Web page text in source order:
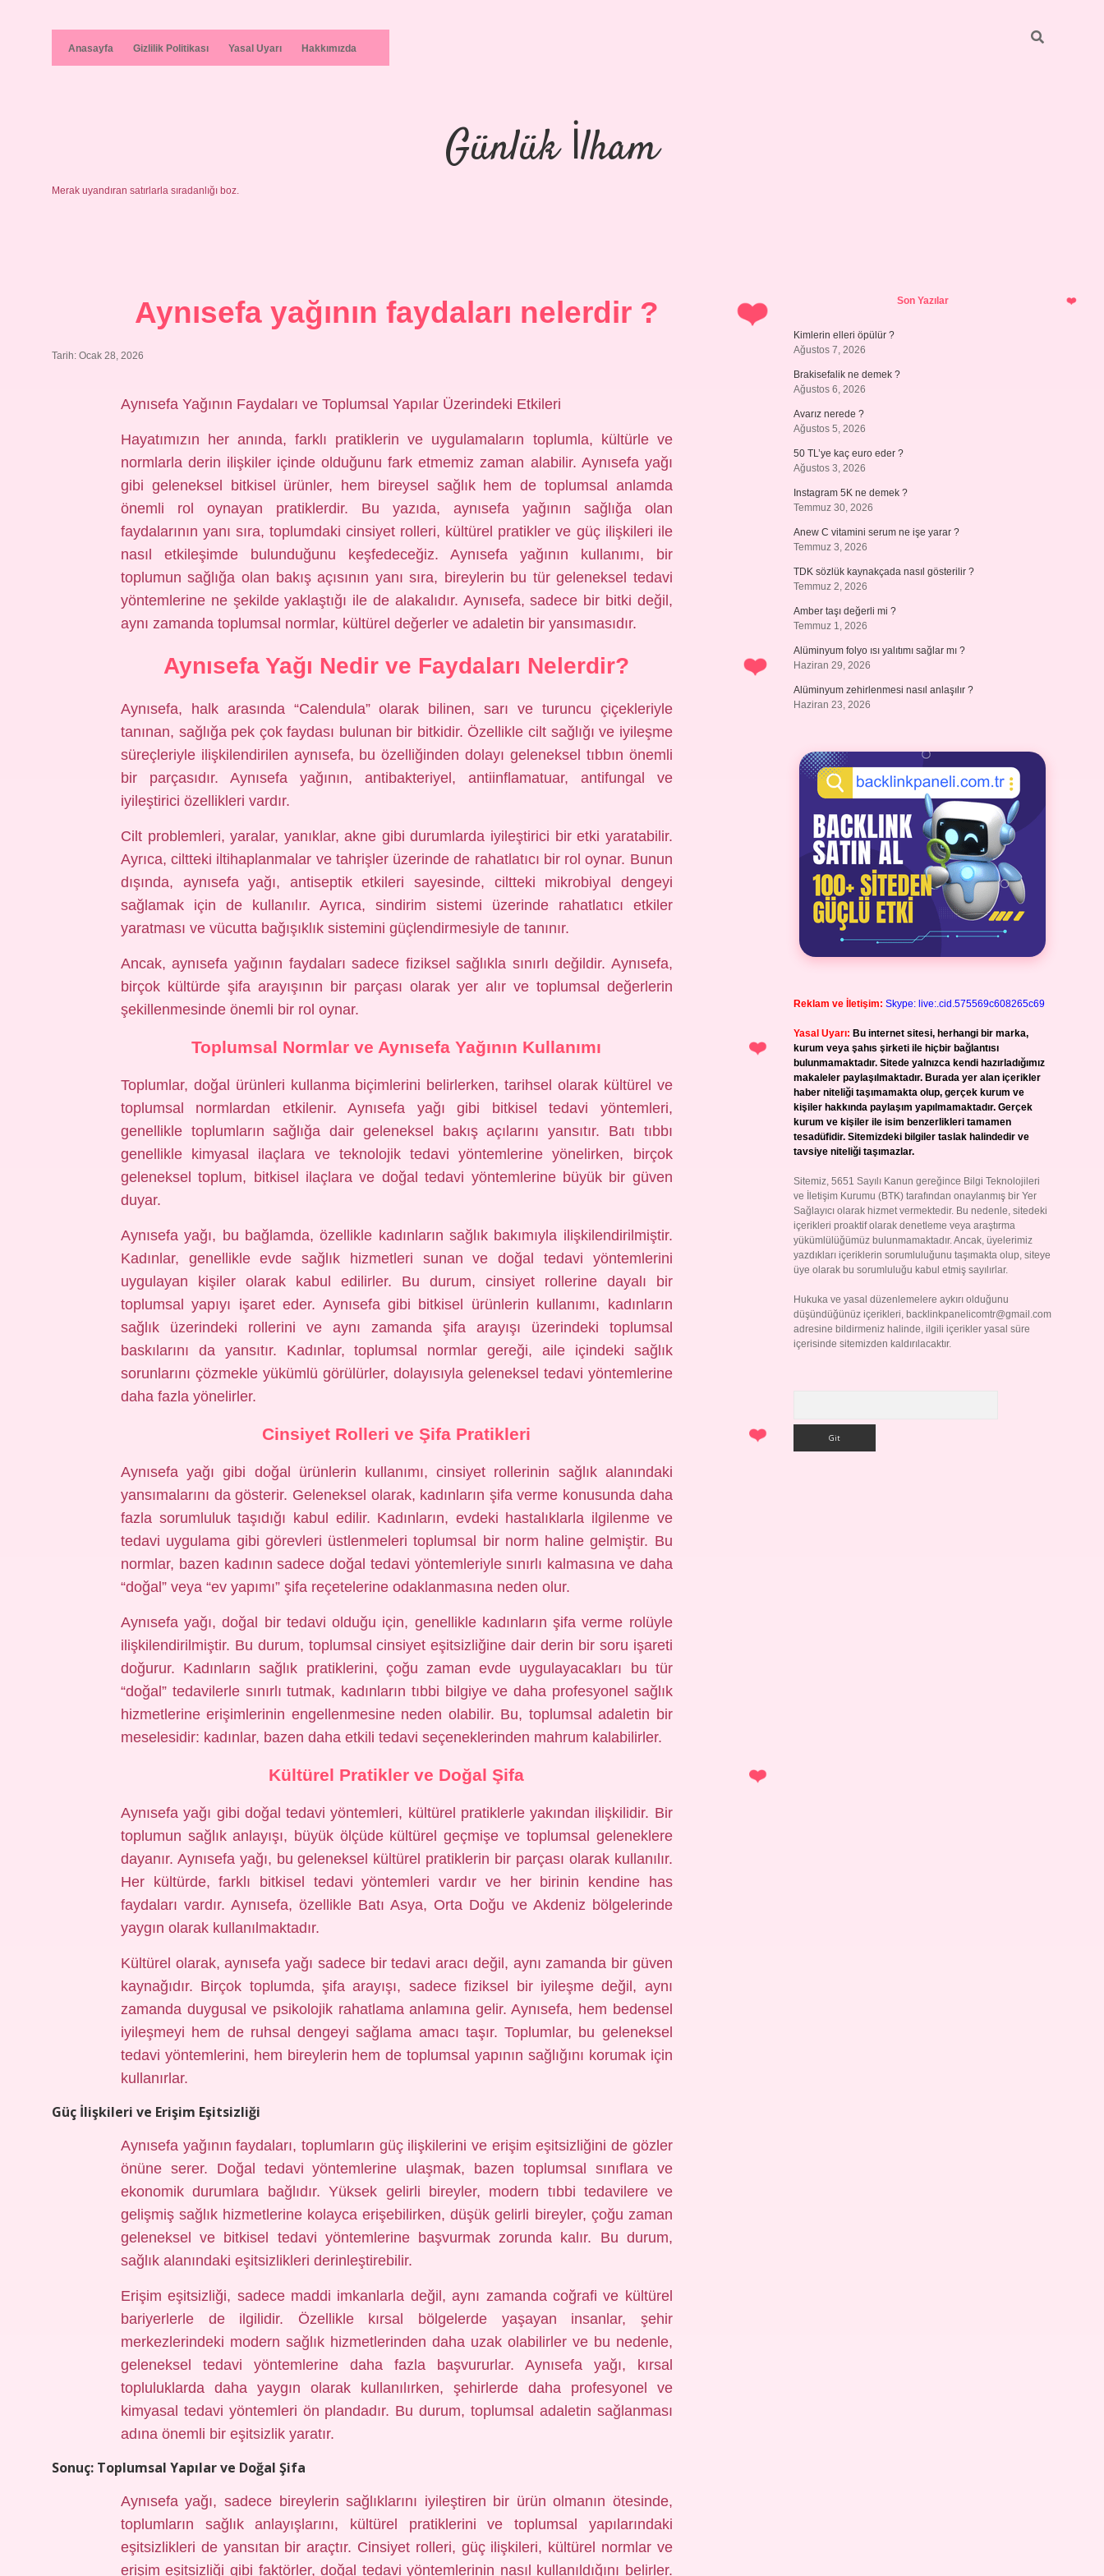
Anasayfa Gizlilik Politikası Yasal Uyarı Hakkımızda
Günlük İlham
Merak uyandıran satırlarla sıradanlığı boz.
Aynısefa yağının faydaları nelerdir ?
Tarih: Ocak 28, 2026
Aynısefa Yağının Faydaları ve Toplumsal Yapılar Üzerindeki Etkileri
Hayatımızın her anında, farklı pratiklerin ve uygulamaların toplumla, kültürle ve
normlarla derin ilişkiler içinde olduğunu fark etmemiz zaman alabilir. Aynısefa yağı
gibi geleneksel bitkisel ürünler, hem bireysel sağlık hem de toplumsal anlamda
önemli rol oynayan pratiklerdir. Bu yazıda, aynısefa yağının sağlığa olan
faydalarının yanı sıra, toplumdaki cinsiyet rolleri, kültürel pratikler ve güç ilişkileri ile
nasıl etkileşimde bulunduğunu keşfedeceğiz. Aynısefa yağının kullanımı, bir
toplumun sağlığa olan bakış açısının yanı sıra, bireylerin bu tür geleneksel tedavi
yöntemlerine ne şekilde yaklaştığı ile de alakalıdır. Aynısefa, sadece bir bitki değil,
aynı zamanda toplumsal normlar, kültürel değerler ve adaletin bir yansımasıdır.
Aynısefa Yağı Nedir ve Faydaları Nelerdir?
Aynısefa, halk arasında “Calendula” olarak bilinen, sarı ve turuncu çiçekleriyle
tanınan, sağlığa pek çok faydası bulunan bir bitkidir. Özellikle cilt sağlığı ve iyileşme
süreçleriyle ilişkilendirilen aynısefa, bu özelliğinden dolayı geleneksel tıbbın önemli
bir parçasıdır. Aynısefa yağının, antibakteriyel, antiinflamatuar, antifungal ve
iyileştirici özellikleri vardır.
Cilt problemleri, yaralar, yanıklar, akne gibi durumlarda iyileştirici bir etki yaratabilir.
Ayrıca, ciltteki iltihaplanmalar ve tahrişler üzerinde de rahatlatıcı bir rol oynar. Bunun
dışında, aynısefa yağı, antiseptik etkileri sayesinde, ciltteki mikrobiyal dengeyi
sağlamak için de kullanılır. Ayrıca, sindirim sistemi üzerinde rahatlatıcı etkiler
yaratması ve vücutta bağışıklık sistemini güçlendirmesiyle de tanınır.
Ancak, aynısefa yağının faydaları sadece fiziksel sağlıkla sınırlı değildir. Aynısefa,
birçok kültürde şifa arayışının bir parçası olarak yer alır ve toplumsal değerlerin
şekillenmesinde önemli bir rol oynar.
Toplumsal Normlar ve Aynısefa Yağının Kullanımı
Toplumlar, doğal ürünleri kullanma biçimlerini belirlerken, tarihsel olarak kültürel ve
toplumsal normlardan etkilenir. Aynısefa yağı gibi bitkisel tedavi yöntemleri,
genellikle toplumların sağlığa dair geleneksel bakış açılarını yansıtır. Batı tıbbı
genellikle kimyasal ilaçlara ve teknolojik tedavi yöntemlerine yönelirken, birçok
geleneksel toplum, bitkisel ilaçlara ve doğal tedavi yöntemlerine büyük bir güven
duyar.
Aynısefa yağı, bu bağlamda, özellikle kadınların sağlık bakımıyla ilişkilendirilmiştir.
Kadınlar, genellikle evde sağlık hizmetleri sunan ve doğal tedavi yöntemlerini
uygulayan kişiler olarak kabul edilirler. Bu durum, cinsiyet rollerine dayalı bir
toplumsal yapıyı işaret eder. Aynısefa gibi bitkisel ürünlerin kullanımı, kadınların
sağlık üzerindeki rollerini ve aynı zamanda şifa arayışı üzerindeki toplumsal
baskılarını da yansıtır. Kadınlar, toplumsal normlar gereği, aile içindeki sağlık
sorunlarını çözmekle yükümlü görülürler, dolayısıyla geleneksel tedavi yöntemlerine
daha fazla yönelirler.
Cinsiyet Rolleri ve Şifa Pratikleri
Aynısefa yağı gibi doğal ürünlerin kullanımı, cinsiyet rollerinin sağlık alanındaki
yansımalarını da gösterir. Geleneksel olarak, kadınların şifa verme konusunda daha
fazla sorumluluk taşıdığı kabul edilir. Kadınların, evdeki hastalıklarla ilgilenme ve
tedavi uygulama gibi görevleri üstlenmeleri toplumsal bir norm haline gelmiştir. Bu
normlar, bazen kadının sadece doğal tedavi yöntemleriyle sınırlı kalmasına ve daha
“doğal” veya “ev yapımı” şifa reçetelerine odaklanmasına neden olur.
Aynısefa yağı, doğal bir tedavi olduğu için, genellikle kadınların şifa verme rolüyle
ilişkilendirilmiştir. Bu durum, toplumsal cinsiyet eşitsizliğine dair derin bir soru işareti
doğurur. Kadınların sağlık pratiklerini, çoğu zaman evde uygulayacakları bu tür
“doğal” tedavilerle sınırlı tutmak, kadınların tıbbi bilgiye ve daha profesyonel sağlık
hizmetlerine erişimlerinin engellenmesine neden olabilir. Bu, toplumsal adaletin bir
meselesidir: kadınlar, bazen daha etkili tedavi seçeneklerinden mahrum kalabilirler.
Kültürel Pratikler ve Doğal Şifa
Aynısefa yağı gibi doğal tedavi yöntemleri, kültürel pratiklerle yakından ilişkilidir. Bir
toplumun sağlık anlayışı, büyük ölçüde kültürel geçmişe ve toplumsal geleneklere
dayanır. Aynısefa yağı, bu geleneksel kültürel pratiklerin bir parçası olarak kullanılır.
Her kültürde, farklı bitkisel tedavi yöntemleri vardır ve her birinin kendine has
faydaları vardır. Aynısefa, özellikle Batı Asya, Orta Doğu ve Akdeniz bölgelerinde
yaygın olarak kullanılmaktadır.
Kültürel olarak, aynısefa yağı sadece bir tedavi aracı değil, aynı zamanda bir güven
kaynağıdır. Birçok toplumda, şifa arayışı, sadece fiziksel bir iyileşme değil, aynı
zamanda duygusal ve psikolojik rahatlama anlamına gelir. Aynısefa, hem bedensel
iyileşmeyi hem de ruhsal dengeyi sağlama amacı taşır. Toplumlar, bu geleneksel
tedavi yöntemlerini, hem bireylerin hem de toplumsal yapının sağlığını korumak için
kullanırlar.
Güç İlişkileri ve Erişim Eşitsizliği
Aynısefa yağının faydaları, toplumların güç ilişkilerini ve erişim eşitsizliğini de gözler
önüne serer. Doğal tedavi yöntemlerine ulaşmak, bazen toplumsal sınıflara ve
ekonomik durumlara bağlıdır. Yüksek gelirli bireyler, modern tıbbi tedavilere ve
gelişmiş sağlık hizmetlerine kolayca erişebilirken, düşük gelirli bireyler, çoğu zaman
geleneksel ve bitkisel tedavi yöntemlerine başvurmak zorunda kalır. Bu durum,
sağlık alanındaki eşitsizlikleri derinleştirebilir.
Erişim eşitsizliği, sadece maddi imkanlarla değil, aynı zamanda coğrafi ve kültürel
bariyerlerle de ilgilidir. Özellikle kırsal bölgelerde yaşayan insanlar, şehir
merkezlerindeki modern sağlık hizmetlerinden daha uzak olabilirler ve bu nedenle,
geleneksel tedavi yöntemlerine daha fazla başvururlar. Aynısefa yağı, kırsal
topluluklarda daha yaygın olarak kullanılırken, şehirlerde daha profesyonel ve
kimyasal tedavi yöntemleri ön plandadır. Bu durum, toplumsal adaletin sağlanması
adına önemli bir eşitsizlik yaratır.
Sonuç: Toplumsal Yapılar ve Doğal Şifa
Aynısefa yağı, sadece bireylerin sağlıklarını iyileştiren bir ürün olmanın ötesinde,
toplumların sağlık anlayışlarını, kültürel pratiklerini ve toplumsal yapılarındaki
eşitsizlikleri de yansıtan bir araçtır. Cinsiyet rolleri, güç ilişkileri, kültürel normlar ve
erişim eşitsizliği gibi faktörler, doğal tedavi yöntemlerinin nasıl kullanıldığını belirler.
SidebarSon Yazılar
Kimlerin elleri öpülür ?
Ağustos 7, 2026
Brakisefalik ne demek ?
Ağustos 6, 2026
Avarız nerede ?
Ağustos 5, 2026
50 TL’ye kaç euro eder ?
Ağustos 3, 2026
Instagram 5K ne demek ?
Temmuz 30, 2026
Anew C vitamini serum ne işe yarar ?
Temmuz 3, 2026
TDK sözlük kaynakçada nasıl gösterilir ?
Temmuz 2, 2026
Amber taşı değerli mi ?
Temmuz 1, 2026
Alüminyum folyo ısı yalıtımı sağlar mı ?
Haziran 29, 2026
Alüminyum zehirlenmesi nasıl anlaşılır ?
Haziran 23, 2026
Reklam ve İletişim: Skype: live:.cid.575569c608265c69
Yasal Uyarı: Bu internet sitesi, herhangi bir marka,
kurum veya şahıs şirketi ile hiçbir bağlantısı
bulunmamaktadır. Sitede yalnızca kendi hazırladığımız
makaleler paylaşılmaktadır. Burada yer alan içerikler
haber niteliği taşımamakta olup, gerçek kurum ve
kişiler hakkında paylaşım yapılmamaktadır. Gerçek
kurum ve kişiler ile isim benzerlikleri tamamen
tesadüfidir. Sitemizdeki bilgiler taslak halindedir ve
tavsiye niteliği taşımazlar.
Sitemiz, 5651 Sayılı Kanun gereğince Bilgi Teknolojileri
ve İletişim Kurumu (BTK) tarafından onaylanmış bir Yer
Sağlayıcı olarak hizmet vermektedir. Bu nedenle, sitedeki
içerikleri proaktif olarak denetleme veya araştırma
yükümlülüğümüz bulunmamaktadır. Ancak, üyelerimiz
yazdıkları içeriklerin sorumluluğunu taşımakta olup, siteye
üye olarak bu sorumluluğu kabul etmiş sayılırlar.
Hukuka ve yasal düzenlemelere aykırı olduğunu
düşündüğünüz içerikleri, backlinkpanelicomtr@gmail.com
adresine bildirmeniz halinde, ilgili içerikler yasal süre
içerisinde sitemizden kaldırılacaktır.